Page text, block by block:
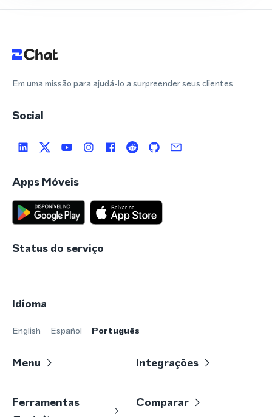
Em uma missão para ajudá-lo a surpreender seus clientes
Social
Apps Móveis
Status do serviço
Idioma
English Español Português
Menu Integrações
Ferramentas
Comparar